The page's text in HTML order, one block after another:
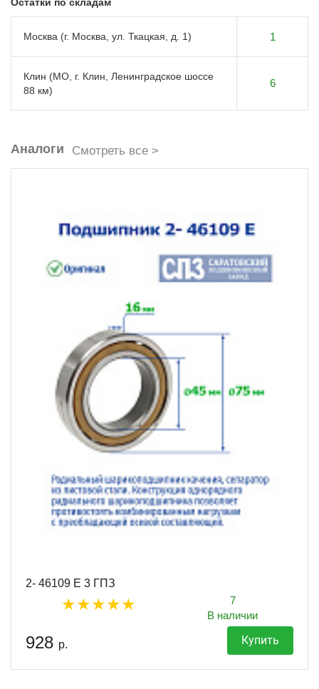
Остатки по складам
Москва (г. Москва, ул. Ткацкая, д. 1) 1
Клин (МО, г. Клин, Ленинградское шоссе
88 км)
6
Аналоги Смотреть все >
2- 46109 Е 3 ГПЗ
7
В наличии
928 р. Купить